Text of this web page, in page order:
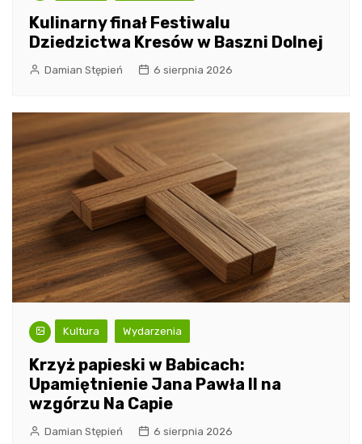
Kulinarny finał Festiwalu
Dziedzictwa Kresów w Baszni Dolnej
Damian Stępień 6 sierpnia 2026
Kultura Wydarzenia
Krzyż papieski w Babicach:
Upamiętnienie Jana Pawła II na
wzgórzu Na Capie
Damian Stępień 6 sierpnia 2026